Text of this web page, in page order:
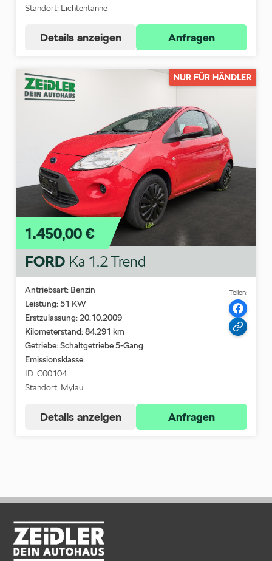
Standort: Lichtentanne
Details anzeigen Anfragen
NUR FÜR HÄNDLER
1.450,00 €
FORD Ka 1.2 Trend
Antriebsart: Benzin
Leistung: 51 KW
Erstzulassung: 20.10.2009
Kilometerstand: 84.291 km
Getriebe: Schaltgetriebe 5-Gang
Emissionsklasse:
ID: C00104
Standort: Mylau
Teilen:
Details anzeigen Anfragen